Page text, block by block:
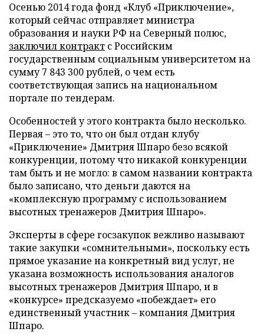
Осенью 2014 года фонд «Клуб «Приключение»,
который сейчас отправляет министра
образования и науки РФ на Северный полюс,
заключил контракт с Российским
государственным социальным университетом на
сумму 7 843 300 рублей, о чем есть
соответствующая запись на национальном
портале по тендерам.
Особенностей у этого контракта было несколько.
Первая – это то, что он был отдан клубу
«Приключение» Дмитрия Шпаро безо всякой
конкуренции, потому что никакой конкуренции
там быть и не могло: в самом названии контракта
было записано, что деньги даются на
«комплексную программу с использованием
высотных тренажеров Дмитрия Шпаро».
Эксперты в сфере госзакупок вежливо называют
такие закупки «сомнительными», поскольку есть
прямое указание на конкретный вид услуг, не
указана возможность использования аналогов
высотных тренажеров Дмитрия Шпаро, и в
«конкурсе» предсказуемо «побеждает» его
единственный участник – компания Дмитрия
Шпаро.